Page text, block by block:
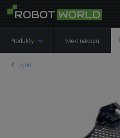
Produkty Vše o nákupu
Zpět